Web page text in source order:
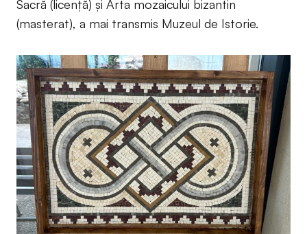
Sacră (licență) și Arta mozaicului bizantin
(masterat), a mai transmis Muzeul de Istorie.